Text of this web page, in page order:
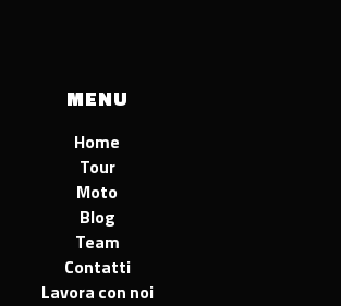
MENU
Home
Tour
Moto
Blog
Team
Contatti
Lavora con noi